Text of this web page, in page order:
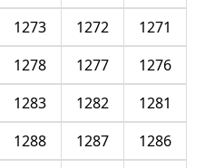
1271
1272
1273
1276
1277
1278
1281
1282
1283
1286
1287
1288